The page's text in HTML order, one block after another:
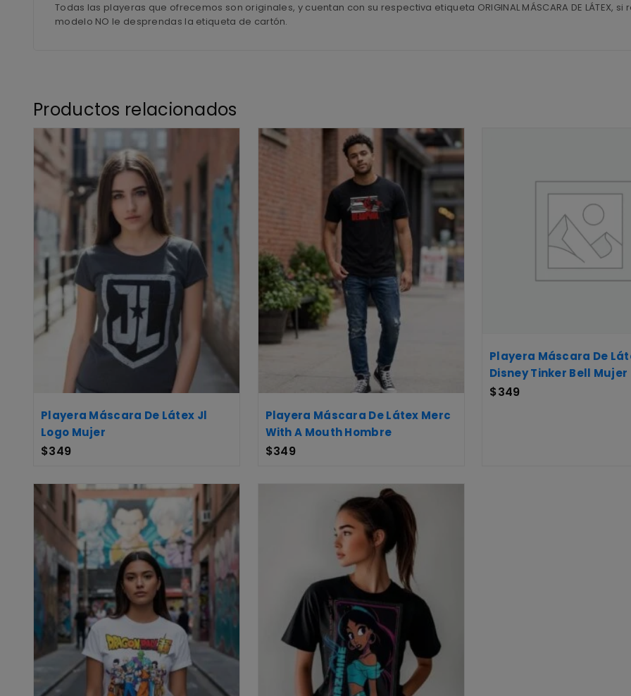
Todas las playeras que ofrecemos son originales, y cuentan con su respectiva etiqueta ORIGINAL MÁSCARA DE
modelo NO le desprendas la etiqueta de cartón.
Productos relacionados
Playera Máscara De Látex Jl
Logo Mujer
$349
Playera Máscara De Látex Merc
With A Mouth Hombre
$349
Playera Máscara De
Disney Tinker Bell Mujer
$349